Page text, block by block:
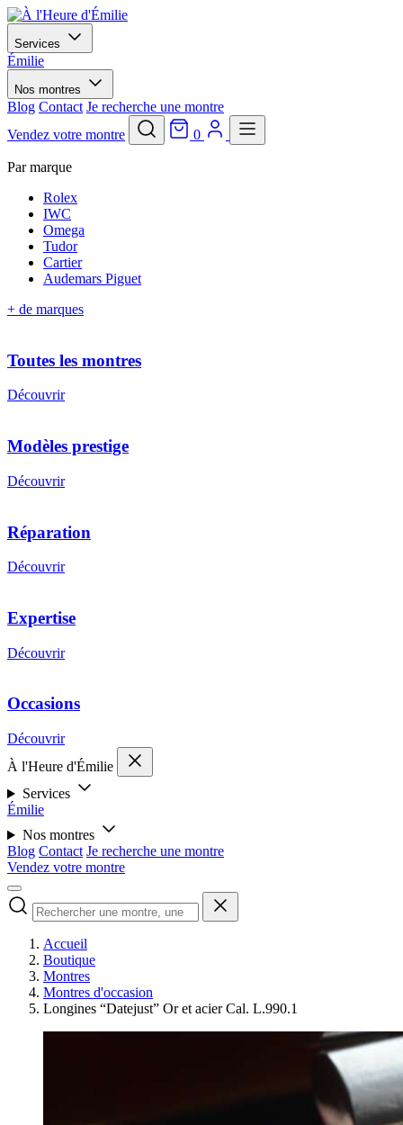
Services
Émilie
Nos montres
Blog Contact Je recherche une montre
Vendez votre montre
0
Par marque
Rolex
IWC
Omega
Tudor
Cartier
Audemars Piguet
+ de marques
Toutes les montres
Découvrir
Modèles prestige
Découvrir
Réparation
Découvrir
Expertise
Découvrir
Occasions
Découvrir
À l'Heure d'Émilie
Services
Émilie
Nos montres
Blog Contact Je recherche une montre
Vendez votre montre
Accueil
Boutique
Montres
Montres d'occasion
Longines “Datejust” Or et acier Cal. L.990.1